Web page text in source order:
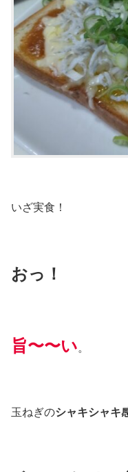
いざ実食！
おっ ！
旨〜〜い。
玉ねぎのシャキシャキ